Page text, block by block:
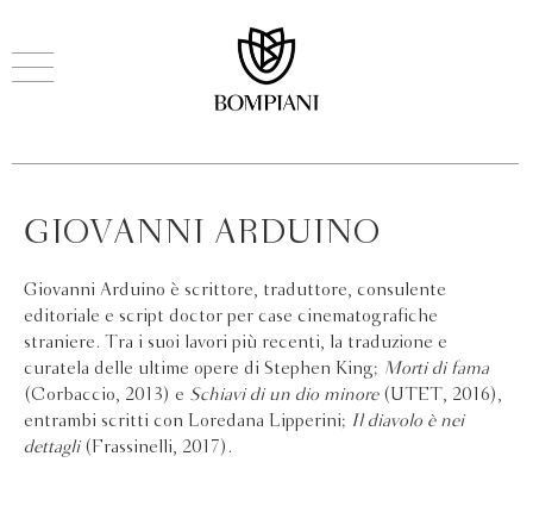
GIOVANNI ARDUINO
Giovanni Arduino è scrittore, traduttore, consulente
editoriale e script doctor per case cinematografiche
straniere. Tra i suoi lavori più recenti, la traduzione e
curatela delle ultime opere di Stephen King; Morti di fama
(Corbaccio, 2013) e Schiavi di un dio minore(UTET, 2016),
entrambi scritti con Loredana Lipperini; Il diavolo è nei
dettagli (Frassinelli, 2017).